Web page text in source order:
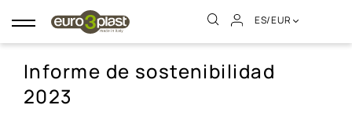
Navegación
de
ES/EUR
Informe de sostenibilidad
2023